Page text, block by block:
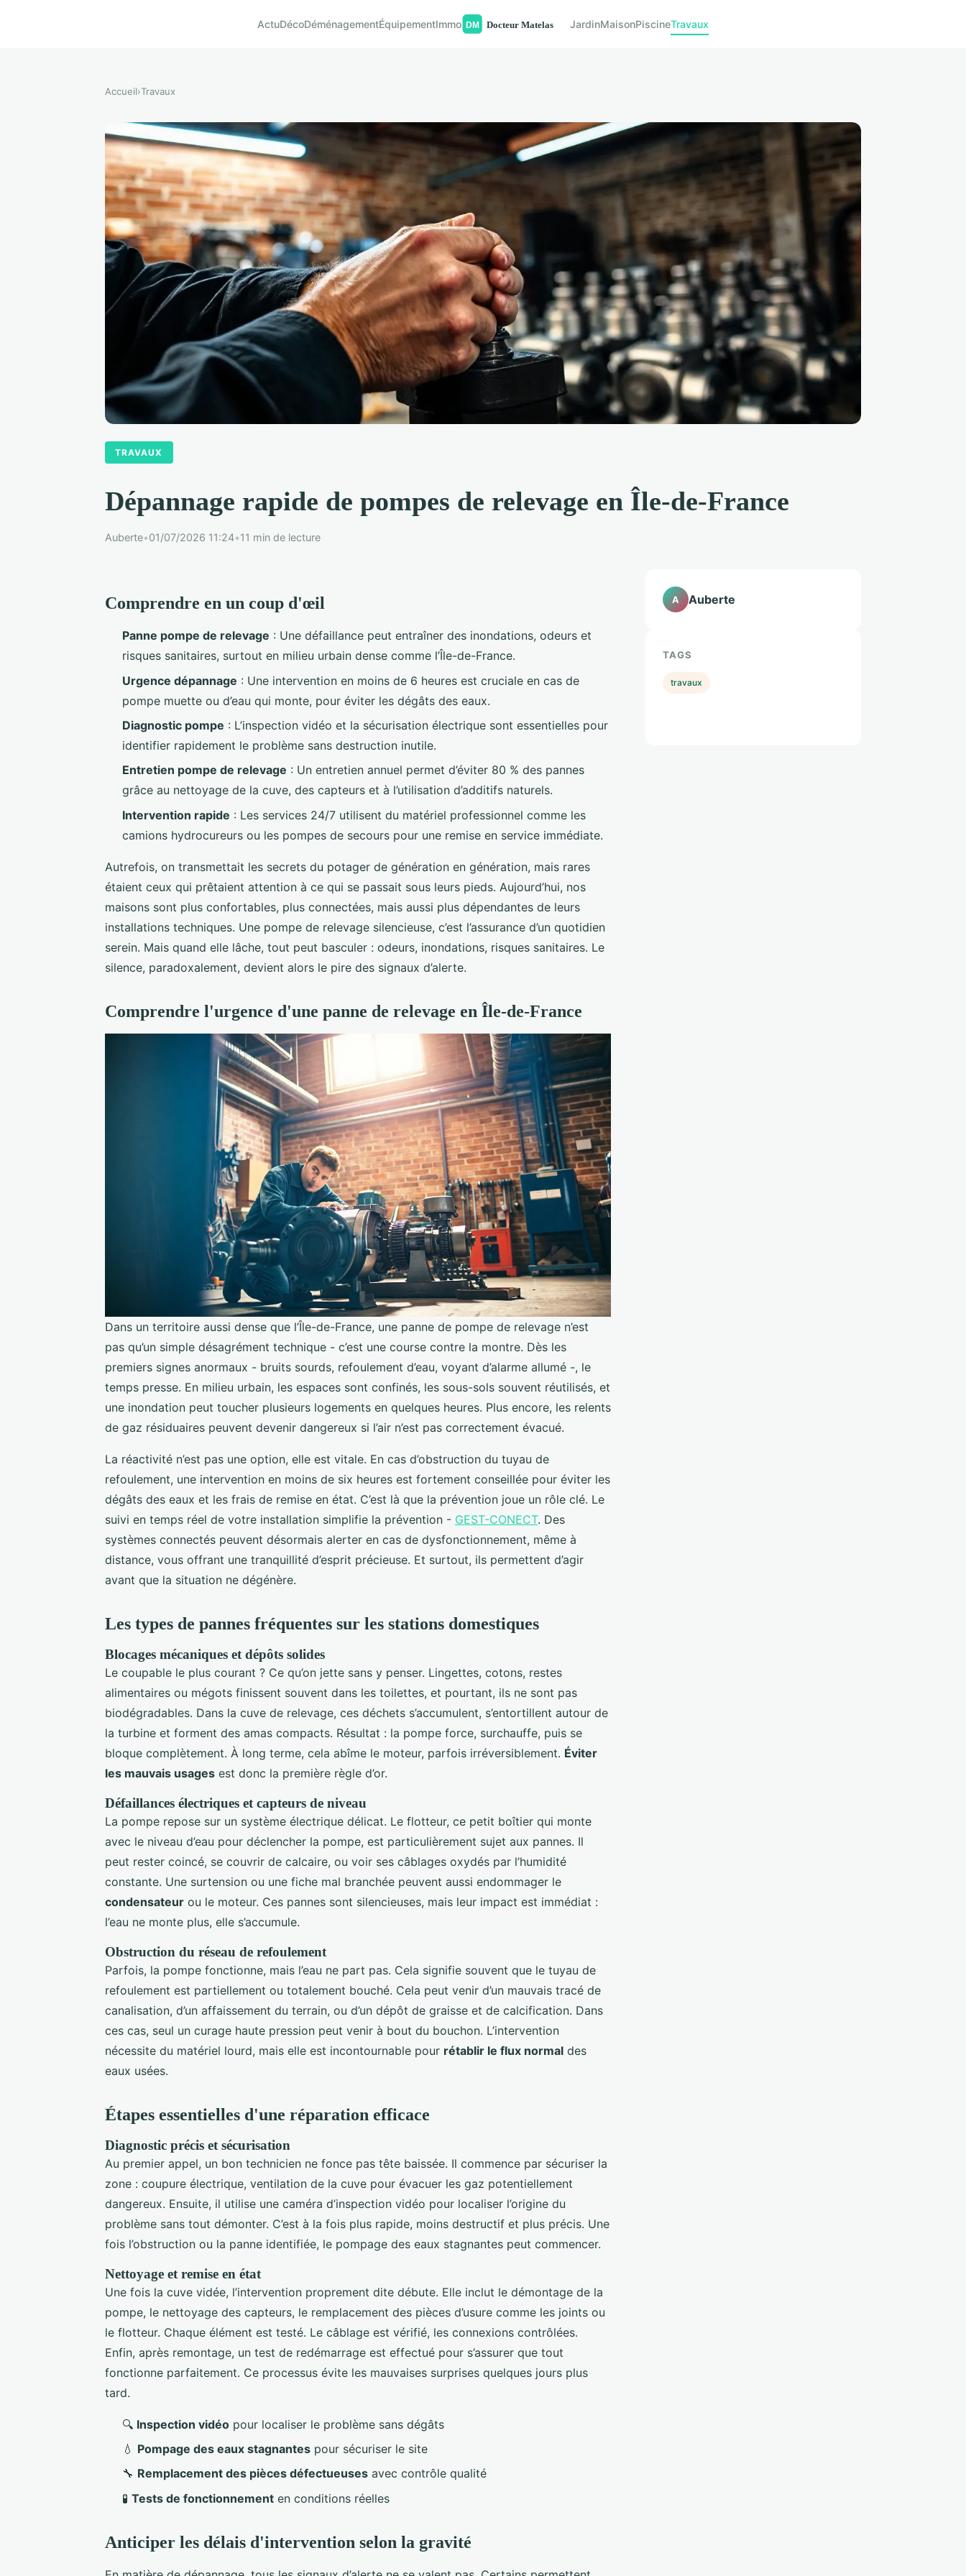
ActuDécoDéménagementÉquipementImmo JardinMaisonPiscineTravaux
Accueil›Travaux
TRAVAUX
Dépannage rapide de pompes de relevage en Île-de-France
Auberte•01/07/2026 11:24•11 min de lecture
Comprendre en un coup d'œil
Panne pompe de relevage : Une défaillance peut entraîner des inondations, odeurs et
risques sanitaires, surtout en milieu urbain dense comme l’Île-de-France.
Urgence dépannage : Une intervention en moins de 6 heures est cruciale en cas de
pompe muette ou d’eau qui monte, pour éviter les dégâts des eaux.
Diagnostic pompe : L’inspection vidéo et la sécurisation électrique sont essentielles pour
identifier rapidement le problème sans destruction inutile.
Entretien pompe de relevage : Un entretien annuel permet d’éviter 80 % des pannes
grâce au nettoyage de la cuve, des capteurs et à l’utilisation d’additifs naturels.
Intervention rapide : Les services 24/7 utilisent du matériel professionnel comme les
camions hydrocureurs ou les pompes de secours pour une remise en service immédiate.
Autrefois, on transmettait les secrets du potager de génération en génération, mais rares
étaient ceux qui prêtaient attention à ce qui se passait sous leurs pieds. Aujourd’hui, nos
maisons sont plus confortables, plus connectées, mais aussi plus dépendantes de leurs
installations techniques. Une pompe de relevage silencieuse, c’est l’assurance d’un quotidien
serein. Mais quand elle lâche, tout peut basculer : odeurs, inondations, risques sanitaires. Le
silence, paradoxalement, devient alors le pire des signaux d’alerte.
Comprendre l'urgence d'une panne de relevage en Île-de-France
Dans un territoire aussi dense que l’Île-de-France, une panne de pompe de relevage n’est
pas qu’un simple désagrément technique - c’est une course contre la montre. Dès les
premiers signes anormaux - bruits sourds, refoulement d’eau, voyant d’alarme allumé -, le
temps presse. En milieu urbain, les espaces sont confinés, les sous-sols souvent réutilisés, et
une inondation peut toucher plusieurs logements en quelques heures. Plus encore, les relents
de gaz résiduaires peuvent devenir dangereux si l’air n’est pas correctement évacué.
La réactivité n’est pas une option, elle est vitale. En cas d’obstruction du tuyau de
refoulement, une intervention en moins de six heures est fortement conseillée pour éviter les
dégâts des eaux et les frais de remise en état. C’est là que la prévention joue un rôle clé. Le
suivi en temps réel de votre installation simplifie la prévention - GEST-CONECT. Des
systèmes connectés peuvent désormais alerter en cas de dysfonctionnement, même à
distance, vous offrant une tranquillité d’esprit précieuse. Et surtout, ils permettent d’agir
avant que la situation ne dégénère.
Les types de pannes fréquentes sur les stations domestiques
Blocages mécaniques et dépôts solides
Le coupable le plus courant ? Ce qu’on jette sans y penser. Lingettes, cotons, restes
alimentaires ou mégots finissent souvent dans les toilettes, et pourtant, ils ne sont pas
biodégradables. Dans la cuve de relevage, ces déchets s’accumulent, s’entortillent autour de
la turbine et forment des amas compacts. Résultat : la pompe force, surchauffe, puis se
bloque complètement. À long terme, cela abîme le moteur, parfois irréversiblement. Éviter
les mauvais usages est donc la première règle d’or.
Défaillances électriques et capteurs de niveau
La pompe repose sur un système électrique délicat. Le flotteur, ce petit boîtier qui monte
avec le niveau d’eau pour déclencher la pompe, est particulièrement sujet aux pannes. Il
peut rester coincé, se couvrir de calcaire, ou voir ses câblages oxydés par l’humidité
constante. Une surtension ou une fiche mal branchée peuvent aussi endommager le
condensateur ou le moteur. Ces pannes sont silencieuses, mais leur impact est immédiat :
l’eau ne monte plus, elle s’accumule.
Obstruction du réseau de refoulement
Parfois, la pompe fonctionne, mais l’eau ne part pas. Cela signifie souvent que le tuyau de
refoulement est partiellement ou totalement bouché. Cela peut venir d’un mauvais tracé de
canalisation, d’un affaissement du terrain, ou d’un dépôt de graisse et de calcification. Dans
ces cas, seul un curage haute pression peut venir à bout du bouchon. L’intervention
nécessite du matériel lourd, mais elle est incontournable pour rétablir le flux normal des
eaux usées.
Étapes essentielles d'une réparation efficace
Diagnostic précis et sécurisation
Au premier appel, un bon technicien ne fonce pas tête baissée. Il commence par sécuriser la
zone : coupure électrique, ventilation de la cuve pour évacuer les gaz potentiellement
dangereux. Ensuite, il utilise une caméra d’inspection vidéo pour localiser l’origine du
problème sans tout démonter. C’est à la fois plus rapide, moins destructif et plus précis. Une
fois l’obstruction ou la panne identifiée, le pompage des eaux stagnantes peut commencer.
Nettoyage et remise en état
Une fois la cuve vidée, l’intervention proprement dite débute. Elle inclut le démontage de la
pompe, le nettoyage des capteurs, le remplacement des pièces d’usure comme les joints ou
le flotteur. Chaque élément est testé. Le câblage est vérifié, les connexions contrôlées.
Enfin, après remontage, un test de redémarrage est effectué pour s’assurer que tout
fonctionne parfaitement. Ce processus évite les mauvaises surprises quelques jours plus
tard.
🔍 Inspection vidéo pour localiser le problème sans dégâts
💧 Pompage des eaux stagnantes pour sécuriser le site
🔧 Remplacement des pièces défectueuses avec contrôle qualité
🧪 Tests de fonctionnement en conditions réelles
Anticiper les délais d'intervention selon la gravité
A Auberte
TAGS
travaux